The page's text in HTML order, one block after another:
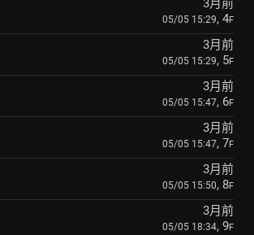
3月前
05/05 15:29, 4F
3月前
05/05 15:29, 5F
3月前
05/05 15:47, 6F
3月前
05/05 15:47, 7F
3月前
05/05 15:50, 8F
3月前
05/05 18:34, 9F